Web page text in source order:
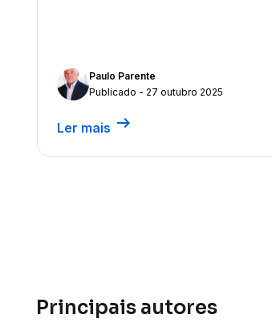
Paulo Parente
Publicado - 27 outubro 2025
Ler mais arrow_right_alt
Principais autores